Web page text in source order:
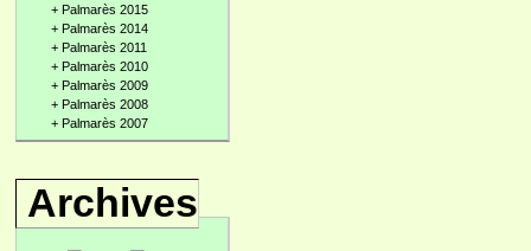
+ Palmarès 2015
+ Palmarès 2014
+ Palmarès 2011
+ Palmarès 2010
+ Palmarès 2009
+ Palmarès 2008
+ Palmarès 2007
Archives